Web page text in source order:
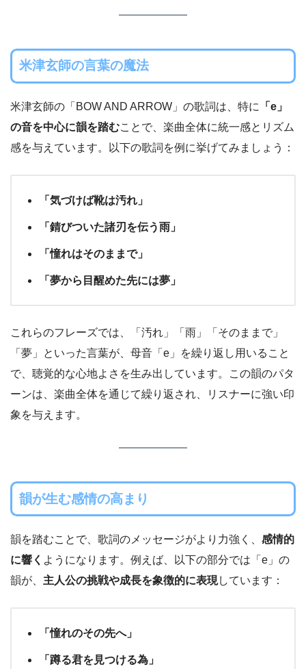
米津玄師の言葉の魔法
米津玄師の「BOW AND ARROW」の歌詞は、特に
「e」
の音を中心に韻を踏むことで、楽曲全体に統一感とリズム
感を与えています。以下の歌詞を例に挙げてみましょう：
「気づけば靴は汚れ」
「錆びついた諸刃を伝う雨」
「憧れはそのままで」
「夢から目醒めた先には夢」
これらのフレーズでは、「汚れ」「雨」「そのままで」
「夢」といった言葉が、母音「e」を繰り返し用いること
で、聴覚的な心地よさを生み出しています。この韻のパタ
ーンは、楽曲全体を通じて繰り返され、リスナーに強い印
象を与えます。
韻が生む感情の高まり
韻を踏むことで、歌詞のメッセージがより力強く、 感情的
に響く ようになります。例えば、以下の部分では「e」の
韻が、 主人公の挑戦や成長を象徴的に表現しています：
「憧れのその先へ」
「蹲る君を見つける為」